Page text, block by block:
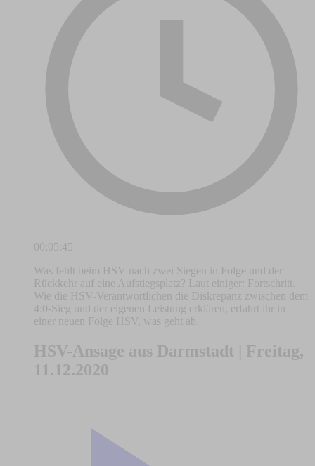
00:05:45
Was fehlt beim HSV nach zwei Siegen in Folge und der
Rückkehr auf eine Aufstiegsplatz? Laut einiger: Fortschritt.
Wie die HSV-Verantwortlichen die Diskrepanz zwischen dem
4:0-Sieg und der eigenen Leistung erklären, erfahrt ihr in
einer neuen Folge HSV, was geht ab.
HSV-Ansage aus Darmstadt | Freitag,
11.12.2020